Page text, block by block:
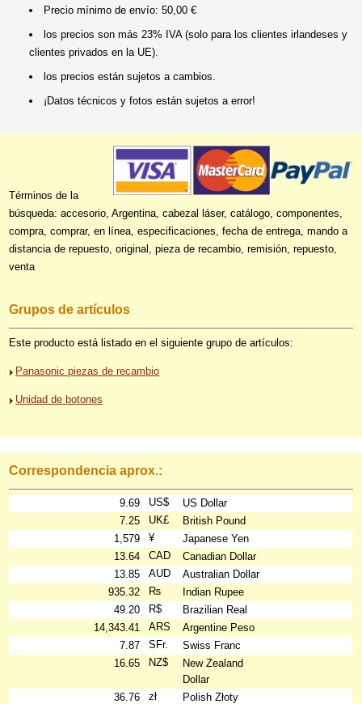
Precio mínimo de envío: 50,00 €
los precios son más 23% IVA (solo para los clientes irlandeses y
clientes privados en la UE).
los precios están sujetos a cambios.
¡Datos técnicos y fotos están sujetos a error!
Términos de la
búsqueda: accesorio, Argentina, cabezal láser, catálogo, componentes,
compra, comprar, en línea, especificaciones, fecha de entrega, mando a
distancia de repuesto, original, pieza de recambio, remisión, repuesto,
venta
Grupos de artículos
Este producto está listado en el siguiente grupo de artículos:
Panasonic piezas de recambio
Unidad de botones
Correspondencia aprox.:
9.69 US$
US Dollar
7.25
UK£
British Pound
1,579
¥
Japanese Yen
13.64
CAD
Canadian Dollar
13.85
AUD
Australian Dollar
935.32
₨
Indian Rupee
49.20
R$
Brazilian Real
14,343.41
ARS
Argentine Peso
7.87
SFr.
Swiss Franc
16.65
NZ$
New Zealand
Dollar
36.76
zł
Polish Złoty